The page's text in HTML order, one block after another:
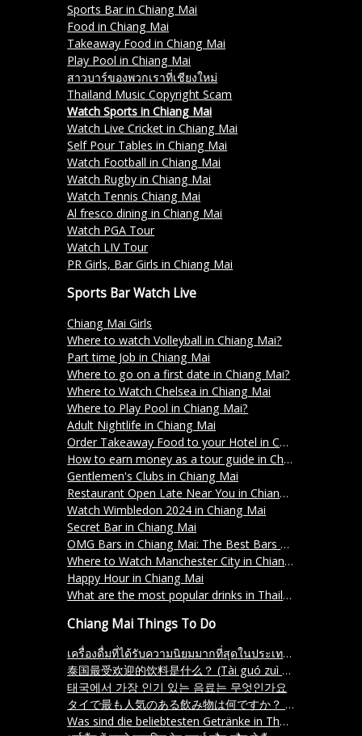
Sports Bar in Chiang Mai
Food in Chiang Mai
Takeaway Food in Chiang Mai
Play Pool in Chiang Mai
สาวบาร์ของพวกเราที่เชียงใหม่
Thailand Music Copyright Scam
Watch Sports in Chiang Mai
Watch Live Cricket in Chiang Mai
Self Pour Tables in Chiang Mai
Watch Football in Chiang Mai
Watch Rugby in Chiang Mai
Watch Tennis Chiang Mai
Al fresco dining in Chiang Mai
Watch PGA Tour
Watch LIV Tour
PR Girls, Bar Girls in Chiang Mai
Sports Bar Watch Live
Chiang Mai Girls
Where to watch Volleyball in Chiang Mai?
Part time Job in Chiang Mai
Where to go on a first date in Chiang Mai?
Where to Watch Chelsea in Chiang Mai
Where to Play Pool in Chiang Mai?
Adult Nightlife in Chiang Mai
Order Takeaway Food to your Hotel in Chiang Mai
How to earn money as a tour guide in Chiang Mai Thailand
Gentlemen's Clubs in Chiang Mai
Restaurant Open Late Near You in Chiang Mai
Watch Wimbledon 2024 in Chiang Mai
Secret Bar in Chiang Mai
OMG Bars in Chiang Mai: The Best Bars and Restaurants for a Night Out with Friends
Where to Watch Manchester City in Chiang Mai
Happy Hour in Chiang Mai
What are the most popular drinks in Thailand?
Chiang Mai Things To Do
เครื่องดื่มที่ได้รับความนิยมมากที่สุดในประเทศไทยมีอะไรบ้าง
泰国最受欢迎的饮料是什么？ (Tài guó zuì shòu huān yíng de yǐn liào shì shén me)
태국에서 가장 인기 있는 음료는 무엇인가요
タイで最も人気のある飲み物は何ですか？ (Thai de mottomo ninki no aru nomimono wa nan desu ka)
Was sind die beliebtesten Getränke in Thailand